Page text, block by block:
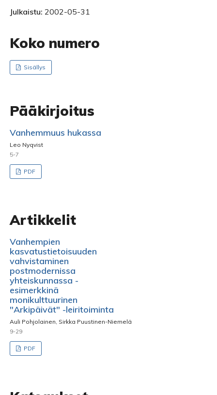
Julkaistu: 2002-05-31
Koko numero
Sisällys
Pääkirjoitus
Vanhemmuus hukassa
Leo Nyqvist
5-7
PDF
Artikkelit
Vanhempien
kasvatustietoisuuden
vahvistaminen
postmodernissa
yhteiskunnassa -
esimerkkinä
monikulttuurinen
"Arkipäivät" -leiritoiminta
Auli Pohjolainen, Sirkka Puustinen-Niemelä
9-29
PDF